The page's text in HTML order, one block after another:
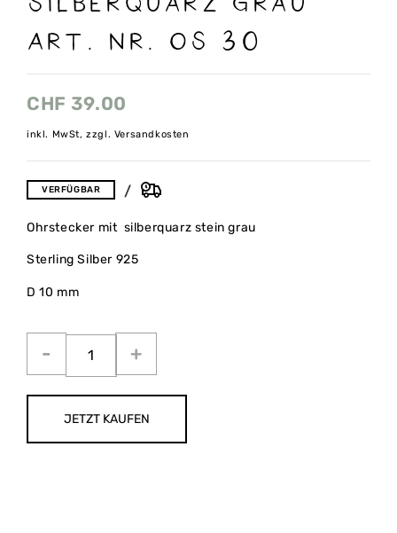
ART. NR. OS 30
CHF 39.00
inkl. MwSt, zzgl. Versandkosten
VERFÜGBAR
Ohrstecker mit silberquarz stein grau
Sterling Silber 925
D 10 mm
JETZT KAUFEN